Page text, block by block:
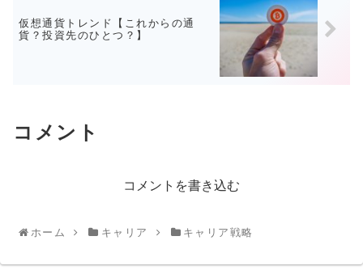
仮想通貨トレンド【これからの通
貨？投資先のひとつ？】
コメント
コメントを書き込む
ホーム キャリア キャリア戦略